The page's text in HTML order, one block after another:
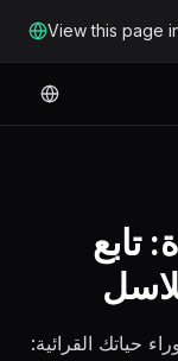
View this page
تابع
حياتك القرائية: